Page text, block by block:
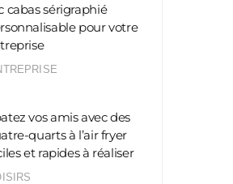
cabas sérigraphié
pour votre
vos amis avec des
quarts à l’air fryer
et rapides à réaliser